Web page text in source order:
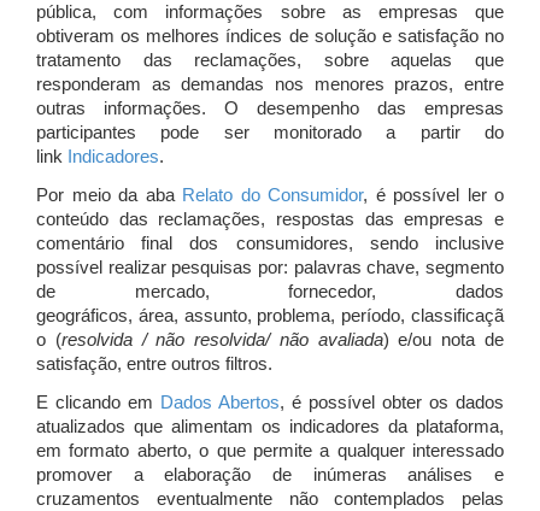
pública, com informações sobre as empresas que
obtiveram os melhores índices de solução e satisfação no
tratamento das reclamações, sobre aquelas que
responderam as demandas nos menores prazos, entre
outras informações. O desempenho das empresas
participantes pode ser monitorado a partir do
link Indicadores.
Por meio da aba Relato do Consumidor, é possível ler o
conteúdo das reclamações, respostas das empresas e
comentário final dos consumidores, sendo inclusive
possível realizar pesquisas por: palavras chave, segmento
de mercado, fornecedor, dados
geográficos, área, assunto, problema, período, classificaçã
o (resolvida / não resolvida/ não avaliada) e/ou nota de
satisfação, entre outros filtros.
E clicando em Dados Abertos, é possível obter os dados
atualizados que alimentam os indicadores da plataforma,
em formato aberto, o que permite a qualquer interessado
promover a elaboração de inúmeras análises e
cruzamentos eventualmente não contemplados pelas